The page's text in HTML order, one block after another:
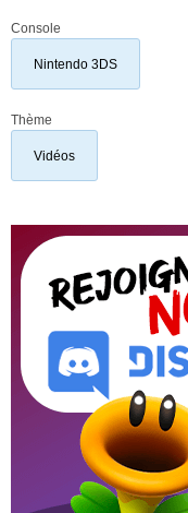
Console
Nintendo 3DS
Thème
Vidéos